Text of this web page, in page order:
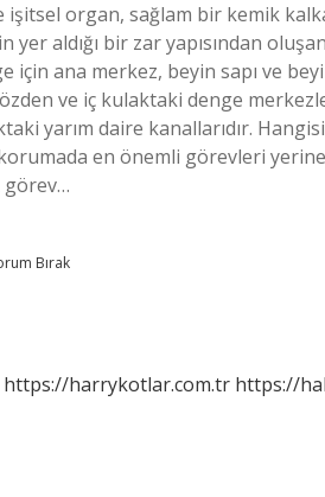
organ, sağlam bir kemik
aldığı bir zar yapısından
için ana merkez, beyin sapı ve
ve iç kulaktaki denge
yarım daire kanallarıdır.
en önemli görevleri
görev…
Bırak
https://harrykotlar.com.tr https://